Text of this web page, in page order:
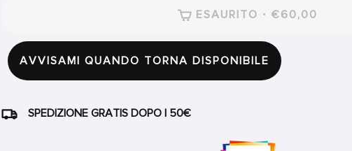
ESAURITO · €60,00
AVVISAMI QUANDO TORNA DISPONIBILE
SPEDIZIONE GRATIS DOPO I 50€